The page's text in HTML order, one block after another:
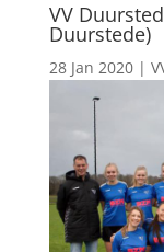
VV
Duurstede)
28 Jan 2020|